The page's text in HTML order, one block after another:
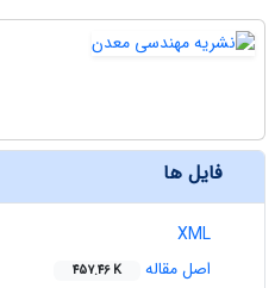
فایل ها
XML
اصل مقاله
457.46 K